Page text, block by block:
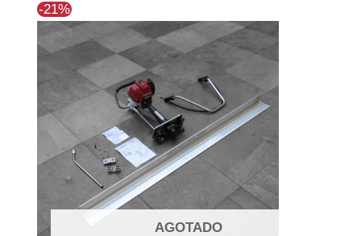
-21%
AGOTADO
precio
original
era:
$963.668.
precio
actual
$765.757.